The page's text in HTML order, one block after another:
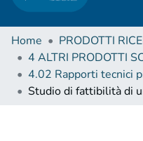
Home
PRODOTTI